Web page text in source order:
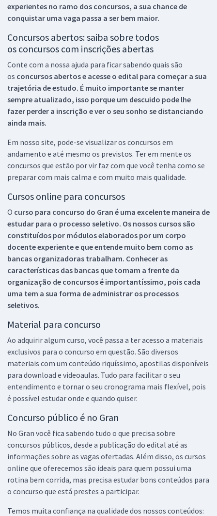
experientes no ramo dos concursos, a sua chance de
conquistar uma vaga passa a ser bem maior.
Concursos abertos: saiba sobre todos
os concursos com inscrições abertas
Conte com a nossa ajuda para ficar sabendo quais são
os concursos abertos e acesse o edital para começar a sua
trajetória de estudo. É muito importante se manter
sempre atualizado, isso porque um descuido pode lhe
fazer perder a inscrição e ver o seu sonho se distanciando
ainda mais.
Em nosso site, pode-se visualizar os concursos em
andamento e até mesmo os previstos. Ter em mente os
concursos que estão por vir faz com que você tenha como se
preparar com mais calma e com muito mais qualidade.
Cursos online para concursos
O curso para concurso do Gran é uma excelente maneira de
estudar para o processo seletivo. Os nossos cursos são
constituídos por módulos elaborados por um corpo
docente experiente e que entende muito bem como as
bancas organizadoras trabalham. Conhecer as
características das bancas que tomam a frente da
organização de concursos é importantíssimo, pois cada
uma tem a sua forma de administrar os processos
seletivos.
Material para concurso
Ao adquirir algum curso, você passa a ter acesso a materiais
exclusivos para o concurso em questão. São diversos
materiais com um conteúdo riquíssimo, apostilas disponíveis
para download e videoaulas. Tudo para facilitar o seu
entendimento e tornar o seu cronograma mais flexível, pois
é possível estudar onde e quando quiser.
Concurso público é no Gran
No Gran você fica sabendo tudo o que precisa sobre
concursos públicos, desde a publicação do edital até as
informações sobre as vagas ofertadas. Além disso, os cursos
online que oferecemos são ideais para quem possui uma
rotina bem corrida, mas precisa estudar bons conteúdos para
o concurso que está prestes a participar.
Temos muita confiança na qualidade dos nossos conteúdos: